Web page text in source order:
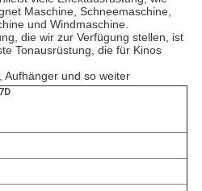
Maschine, Schneemaschine,
und Windmaschine.
die wir zur Verfügung stellen, ist
Tonausrüstung, die für Kinos
Aufhänger und so weiter